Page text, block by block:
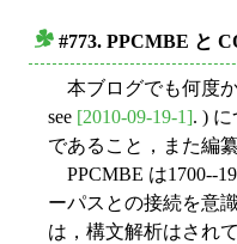
#773. PPCMBE と
本ブログでも何度
see [2010-09-19-1]. )
であること，また編
PPCMBE は1700--
ーパスとの接続を意
は，構文解析はされ